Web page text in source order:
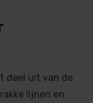
deel uit van de
lijnen en